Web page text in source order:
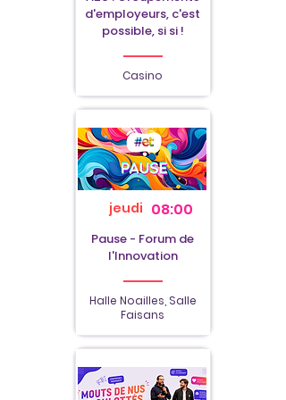
d'employeurs, c'est
possible, si si !
Casino
jeudi 08:00
Pause - Forum de
l'Innovation
Halle Noailles, Salle
Faisans